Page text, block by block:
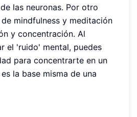
las neuronas. Por otro
mindfulness y meditación
y concentración. Al
el 'ruido' mental, puedes
para concentrarte en un
la base misma de una